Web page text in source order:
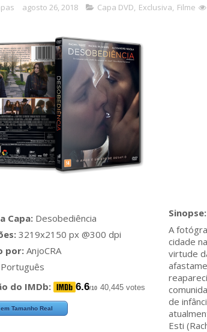
agosto 26, 2018 Capa DVD, Exclusiva, Filme
Capa: Desobediência
3219x2150 px @300 dpi
por: AnjoCRA
Português
do IMDb:
6.6/10 40,445 votes
Tamanho Real
A
cidade
virtude
de
Esti